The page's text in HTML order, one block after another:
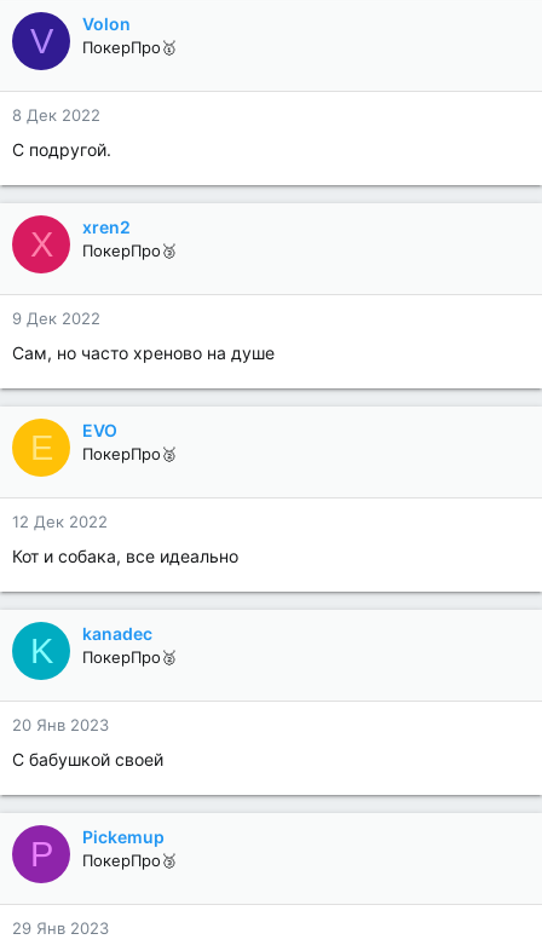
V Volon
ПокерПро🥇
8 Дек 2022
С подругой.
X xren2
ПокерПро🥉
9 Дек 2022
Сам, но часто хреново на душе
E EVO
ПокерПро🥈
12 Дек 2022
Кот и собака, все идеально
K kanadec
ПокерПро🥈
20 Янв 2023
С бабушкой своей
P Pickemup
ПокерПро🥉
29 Янв 2023